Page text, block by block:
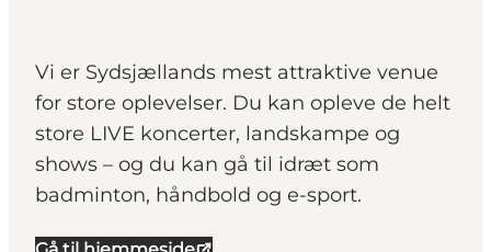
Vi er Sydsjællands mest attraktive venue
for store oplevelser. Du kan opleve de helt
store LIVE koncerter, landskampe og
shows – og du kan gå til idræt som
badminton, håndbold og e-sport.